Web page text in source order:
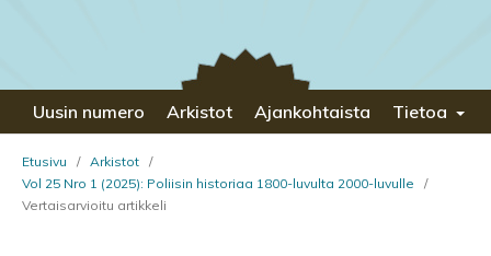
Uusin numero Arkistot Ajankohtaista Tietoa
Etusivu / Arkistot /
Vol 25 Nro 1 (2025): Poliisin historiaa 1800-luvulta 2000-luvulle
/
Vertaisarvioitu artikkeli